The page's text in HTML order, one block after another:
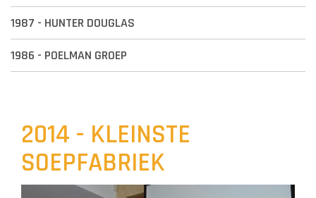
1987 - HUNTER DOUGLAS
1986 - POELMAN GROEP
2014 - KLEINSTE
SOEPFABRIEK